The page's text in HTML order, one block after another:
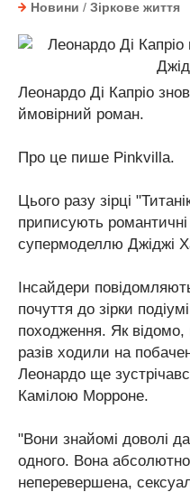
Новини / Зіркове життя
Леонардо Ді Капріо
ймовірний роман.
Про це пише Pinkvilla.
Цього разу зірці
приписують
супермоделлю Джіджі
Інсайдери
почуття до зірки
походження. Як відомо,
разів ходили на
Леонардо ще
Камілою Морроне.
"Вони знайомі доволі
одного. Вона
неперевершена,